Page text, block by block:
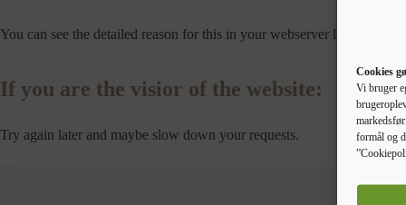
Cookies
Vi bruger
formål og
You can see the detailed reason for this in your webserver logs.
If you are the visior of the website:
Try again later and maybe slow down your requests.